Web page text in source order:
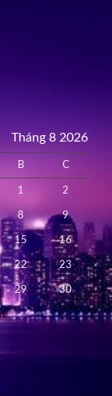
Tháng 8 2026
B C
1 2
8 9
15 16
22 23
29 30